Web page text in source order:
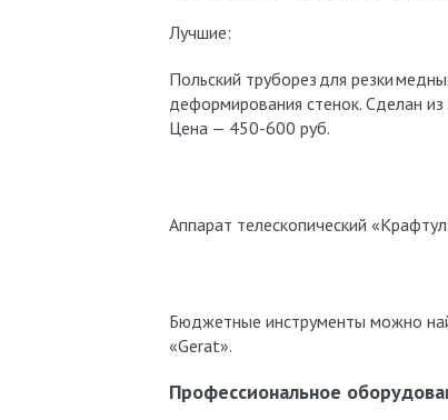
Лучшие:
Польский труборез для резки
деформирования стенок. Сделан
Цена — 450-600 руб.
Аппарат телескопический
Бюджетные инструменты можно
«Gerat».
Профессиональное